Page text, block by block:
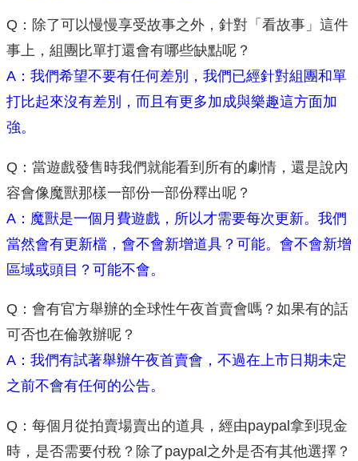
Q：除了可以慢慢享受故事之外，針對「看故事」這件
事上，組團比單打還會有哪些缺點呢？
A：我們希望不要有任何差別，我們已經針對組團和單
打比起來沒有差別，而且有更多加成與樂趣這方面加
強。
Q：當遊戲發售時我們就能看到所有的劇情，還是說內
容會像魔獸那樣一部份一部份釋出呢？
A：魔獸是一個月費遊戲，所以才需要每次更新。我們
當然會有更新檔，會不會新增道具？可能。會不會新增
區域或頭目？可能不會。
Q：會有官方舉辦的全球性午夜首賣會嗎？如果有的話
可否也在倫敦辦呢？
A：我們有試著舉辦午夜首賣會，不過在上市日期未定
之前不會有任何的公告。
Q：每個月從拍賣場賣出的道具，經由paypal拿到現金
時，是否需要付稅？除了paypal之外是否有其他選擇？